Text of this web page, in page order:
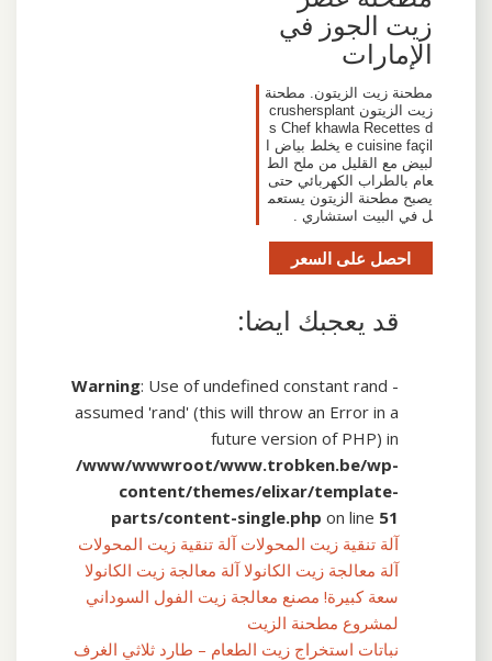
زيت الجوز في
الإمارات
مطحنة زيت الزيتون. مطحنة
زيت الزيتون crushersplant
s Chef khawla Recettes d
e cuisine façil يخلط بياض ا
لبيض مع القليل من ملح الط
عام بالطراب الكهربائي حتى
يصبح مطحنة الزيتون يستعم
ل في البيت استشاري .
احصل على السعر
قد يعجبك ايضا:
Warning: Use of undefined constant rand -
assumed 'rand' (this will throw an Error in a
future version of PHP) in
/www/wwwroot/www.trobken.be/wp-
content/themes/elixar/template-
parts/content-single.php on line 51
آلة تنقية زيت المحولات آلة تنقية زيت المحولات
آلة معالجة زيت الكانولا آلة معالجة زيت الكانولا
سعة كبيرة! مصنع معالجة زيت الفول السوداني
لمشروع مطحنة الزيت
نباتات استخراج زيت الطعام – طارد ثلاثي الغرف